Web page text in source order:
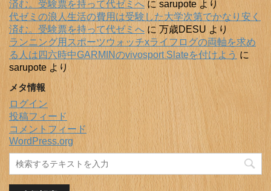
済む。受験票を持って代ゼミへ に sarupote より
代ゼミの浪人生活の費用は受験した大学次第でかなり安く
済む。受験票を持って代ゼミへ に万歳DESU より
ランニング用スポーツウォッチxライフログの両軸を求め
る人は四六時中GARMINのvivosport Slateを付けよう に
sarupote より
メタ情報
ログイン
投稿フィード
コメントフィード
WordPress.org